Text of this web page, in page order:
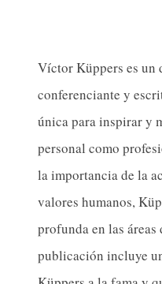
Víctor Küppers es un
conferenciante y
única para inspirar y
personal como
la importancia de la
valores humanos,
profunda en las
publicación incluye